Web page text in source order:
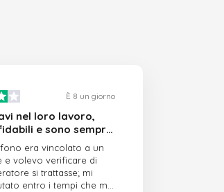
È 8 un giorno
nel loro lavoro,
e sono sempre
era vincolato a un
e volevo verificare di
si trattasse; mi
entro i tempi che mi